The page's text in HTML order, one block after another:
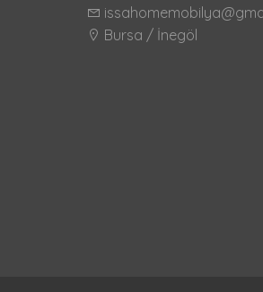
Bursa / İnegöl